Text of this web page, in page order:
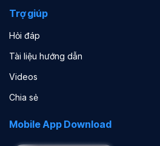
Trợ giúp
Hỏi đáp
Tài liệu hướng dẫn
Videos
Chia sẻ
Mobile App Download